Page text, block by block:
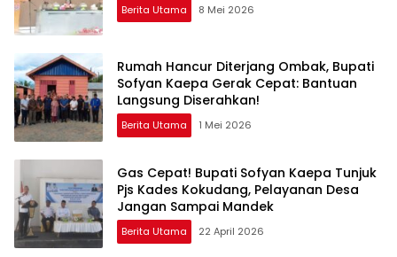
Berita Utama 8 Mei 2026
Rumah Hancur Diterjang Ombak, Bupati
Sofyan Kaepa Gerak Cepat: Bantuan
Langsung Diserahkan!
Berita Utama 1 Mei 2026
Gas Cepat! Bupati Sofyan Kaepa Tunjuk
Pjs Kades Kokudang, Pelayanan Desa
Jangan Sampai Mandek
Berita Utama 22 April 2026